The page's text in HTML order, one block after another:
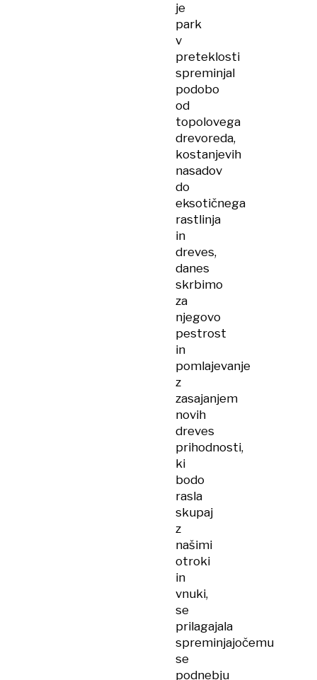
je
park
v
preteklosti
spreminjal
podobo
od
topolovega
drevoreda,
kostanjevih
nasadov
do
eksotičnega
rastlinja
in
dreves,
danes
skrbimo
za
njegovo
pestrost
in
pomlajevanje
z
zasajanjem
novih
dreves
prihodnosti,
ki
bodo
rasla
skupaj
z
našimi
otroki
in
vnuki,
se
prilagajala
spreminjajočemu
se
podnebju